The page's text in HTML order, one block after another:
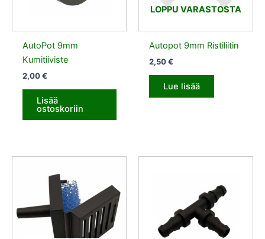
AutoPot 9mm
Kumitiiviste
2,00€
Lisää
ostoskoriin
LOPPU VARASTOSTA
Autopot 9mm Ristiliitin
2,50€
Lue lisää